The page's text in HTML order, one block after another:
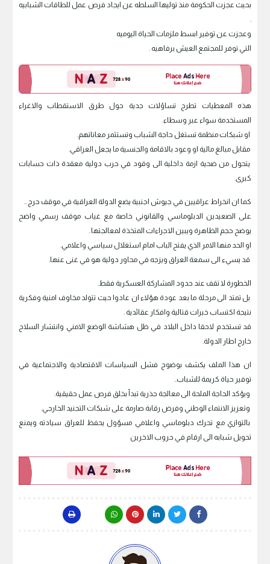
بحيث عجزت الحكومة منذ توليها السلطه عن ايجاد فرص عمل للطاقات الشبابيه
.
وعجزت عن توفير ابسط ملزمات الحياة اليوميه
التي توفر للمجتمع العيش برفاهيه .
هذه المعطيات تطرح تساؤلات جدية حول طرق الاستقطاب والاغراء
المستخدمة سواء عبر وسطاء.
او شبكات منظمة تستغل حاجة الشباب وتستثمر معاناتهم.
مقابل مبالغ مالية او وعود بالاقامة والجنسية ما يجعل العراقي.
يتحول من ضحية ازمة داخلية الى وقود في حرب دولية معقدة ذات حسابات
كبرى.
كما ان انخراط عراقيين في جيوش اجنبية يضع الدولة العراقية في موقف حرج ..
على الصعيدين الدبلوماسي والقانوني خاصة مع غياب موقف رسمي واضح
يوضح حجم الظاهرة ويبين الاجراءات المتخذة لمعالجتها .
او الحد منها الامر الذي يفتح الباب امام استغلال سياسي واعلامي.
قد يسيء الى سمعة العراق ويزجه في محاور دولية هو في غنى عنها.
الخطورة لا تقف عند حدود المشاركة العسكرية فقط.
بل تمتد الى مرحلة ما بعد عودة هؤلاء ان عادوا حيث تتولد مخاوف امنية وفكرية
نتيجة اكتساب خبرات قتالية وافكار عقائدية .
قد تستخدم لاحقا داخل البلاد في ظل هشاشة الوضع الامني وانتشار السلاح
خارج اطار الدولة.
ان هذا الملف يكشف بوضوح فشل السياسات الاقتصادية والاجتماعية في
توفير حياة كريمة للشباب..
ويؤكد الحاجة الملحة الى معالجة جذرية تبدأ بخلق فرص عمل حقيقية.
وتعزيز الانتماء الوطني وفرض رقابة صارمة على شبكات التجنيد الخارجي.
بالتوازي مع تحرك دبلوماسي واعلامي مسؤول يحفظ للعراق سيادته ويمنع
تحويل شبابه الى ارقام في حروب الاخرين